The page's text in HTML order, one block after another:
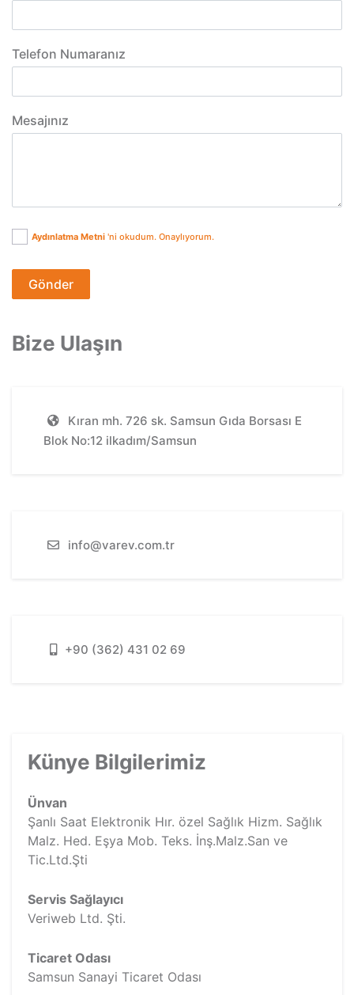
Telefon Numaranız
Mesajınız
Aydınlatma Metni 'ni okudum. Onaylıyorum.
Gönder
Bize Ulaşın
Kıran mh. 726 sk. Samsun Gıda Borsası E
Blok No:12 ilkadım/Samsun
info@varev.com.tr
+90 (362) 431 02 69
Künye Bilgilerimiz
Ünvan
Şanlı Saat Elektronik Hır. özel Sağlık Hizm. Sağlık
Malz. Hed. Eşya Mob. Teks. İnş.Malz.San ve
Tic.Ltd.Şti
Servis Sağlayıcı
Veriweb Ltd. Şti.
Ticaret Odası
Samsun Sanayi Ticaret Odası